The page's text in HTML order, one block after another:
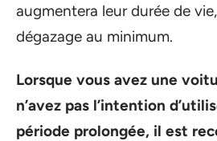
augmentera leur durée de
dégazage au minimum.
Lorsque vous avez une
n’avez pas l’intention
période prolongée, il est